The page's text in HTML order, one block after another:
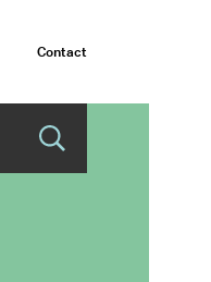
Contact